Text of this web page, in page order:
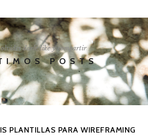
darle like y compartir
POSTS
PLANTILLAS PARA WIREFRAMING